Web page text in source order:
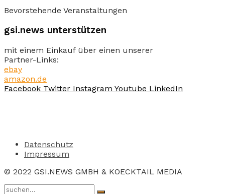
Bevorstehende Veranstaltungen
gsi.news unterstützen
mit einem Einkauf über einen unserer
Partner-Links:
ebay
amazon.de
Facebook Twitter Instagram Youtube LinkedIn
Datenschutz
Impressum
© 2022 GSI.NEWS GMBH & KOECKTAIL MEDIA